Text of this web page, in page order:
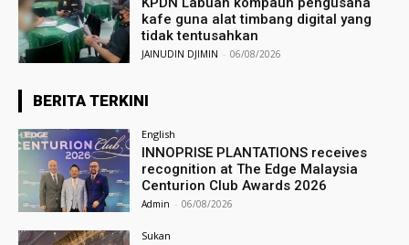
kafe guna alat timbang digital yang
tidak tentusahkan
JAINUDIN DJIMIN - 06/08/2026
BERITA TERKINI
English
INNOPRISE PLANTATIONS receives
recognition at The Edge Malaysia
Centurion Club Awards 2026
Admin - 06/08/2026
Sukan